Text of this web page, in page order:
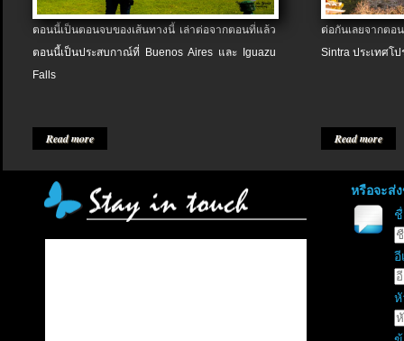
ตอนนี้เป็นตอนจบของเส้นทางนี้ เล่าต่อจากตอนที่แล้ว
ตอนนี้เป็นประสบกาณ์ที่ Buenos Aires และ Iguazu
Falls
Read more
ต่อกันเลยจากต
Sintra ประเทศโป
Read more
หรือจะส่
อี
หั